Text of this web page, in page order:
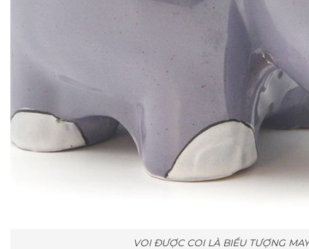
VOI ĐƯỢC COI LÀ BIỂU TƯỢNG